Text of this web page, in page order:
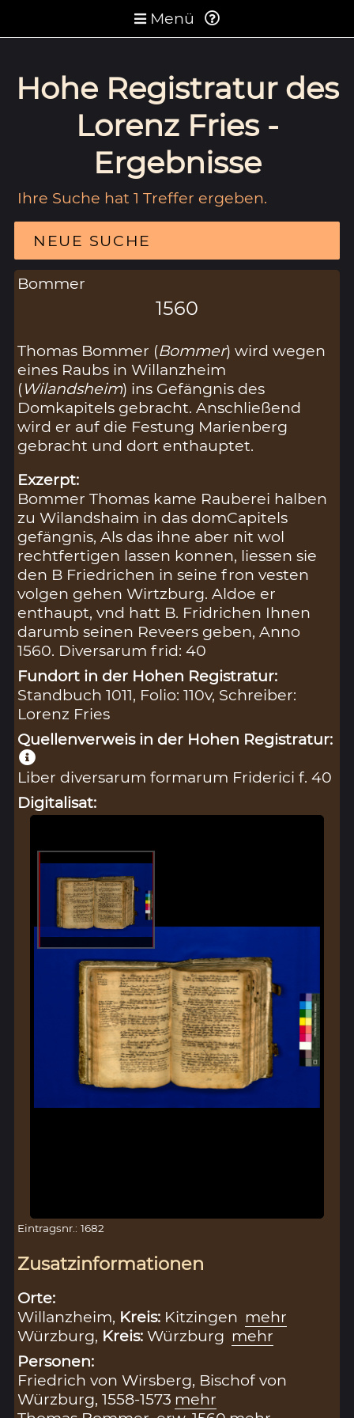
Menü
Hohe Registratur des
Lorenz Fries -
Ergebnisse
Ihre Suche hat 1 Treffer ergeben.
NEUE SUCHE
Bommer
1560
Thomas Bommer (Bommer) wird wegen
eines Raubs in Willanzheim
(Wilandsheim) ins Gefängnis des
Domkapitels gebracht. Anschließend
wird er auf die Festung Marienberg
gebracht und dort enthauptet.
Exzerpt:
Bommer Thomas kame Rauberei halben
zu Wilandshaim in das domCapitels
gefängnis, Als das ihne aber nit wol
rechtfertigen lassen konnen, liessen sie
den B Friedrichen in seine fron vesten
volgen gehen Wirtzburg. Aldoe er
enthaupt, vnd hatt B. Fridrichen Ihnen
darumb seinen Reveers geben, Anno
1560. Diversarum frid: 40
Fundort in der Hohen Registratur:
Standbuch 1011, Folio: 110v, Schreiber:
Lorenz Fries
Quellenverweis in der Hohen Registratur:
Liber diversarum formarum Friderici f. 40
Digitalisat:
Eintragsnr.: 1682
Zusatzinformationen
Orte:
Willanzheim, Kreis: Kitzingen mehr
Würzburg, Kreis:Würzburg mehr
Personen:
Friedrich von Wirsberg, Bischof von
Würzburg, 1558-1573 mehr